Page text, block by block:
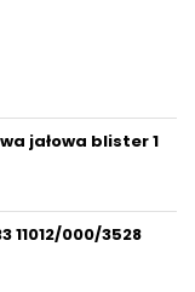
jałowa blister 1
11012/000/3528